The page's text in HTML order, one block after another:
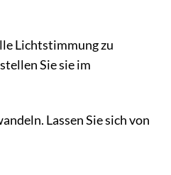
Lichtstimmung zu
Sie sie im
Lassen Sie sich von